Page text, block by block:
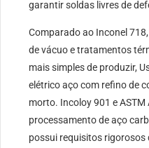
garantir soldas livres de
Comparado ao Inconel
de vácuo e tratamentos
mais simples de produzir,
elétrico aço com refino de
morto. Incoloy 901 e ASTM
processamento de aço
possui requisitos rigorosos